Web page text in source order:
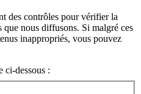
des contrôles pour vérifier la
nous diffusons. Si malgré ces
inappropriés, vous pouvez
ci-dessous :